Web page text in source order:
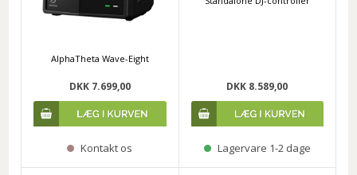
AlphaTheta Wave-Eight
DKK 7.699,00
Kontakt os
DKK 8.589,00
Lagervare 1-2 dage